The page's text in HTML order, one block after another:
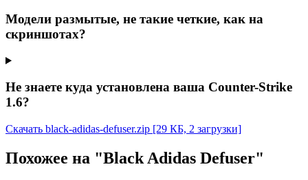
Модели размытые, не такие четкие, как на
скриншотах?
Не знаете куда установлена ваша Counter-Strike
1.6?
Скачать black-adidas-defuser.zip [29 КБ, 2 загрузки]
Похожее на "Black Adidas Defuser"